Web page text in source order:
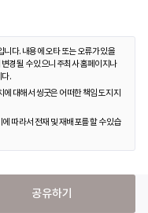
다. 내용에 오타 또는 오류가 있을
경될 수 있으니 주최사 홈페이지나
다.
대해서 씽굿은 어떠한 책임도 지지
따라서 전재 및 재배포를 할 수 있습
공유하기